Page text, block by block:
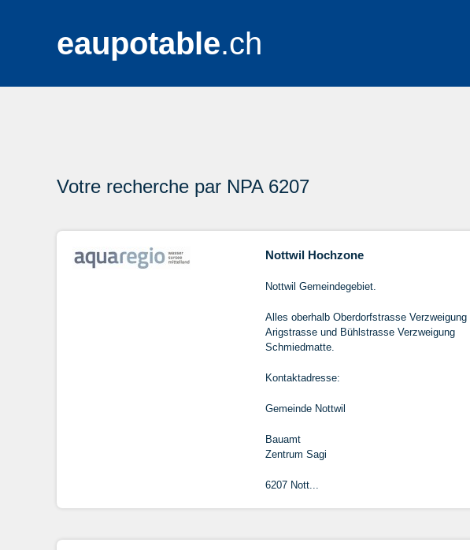
eaupotable.ch
Votre recherche par NPA 6207
Nottwil Hochzone
Nottwil Gemeindegebiet.
Alles oberhalb Oberdorfstrasse Verzweigung
Arigstrasse und Bühlstrasse Verzweigung
Schmiedmatte.
Kontaktadresse:
Gemeinde Nottwil
Bauamt
Zentrum Sagi
6207 Nott...